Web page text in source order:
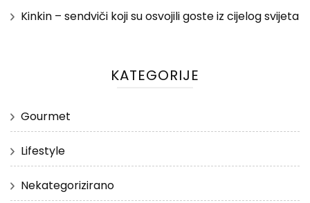
Kinkin – sendviči koji su osvojili goste iz cijelog svijeta
KATEGORIJE
Gourmet
Lifestyle
Nekategorizirano